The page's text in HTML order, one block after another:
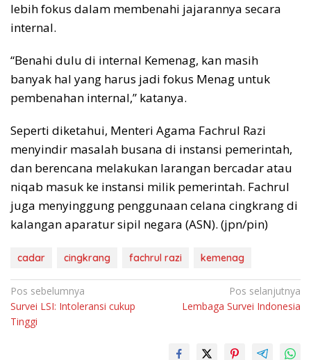
lebih fokus dalam membenahi jajarannya secara
internal.
“Benahi dulu di internal Kemenag, kan masih
banyak hal yang harus jadi fokus Menag untuk
pembenahan internal,” katanya.
Seperti diketahui, Menteri Agama Fachrul Razi
menyindir masalah busana di instansi pemerintah,
dan berencana melakukan larangan bercadar atau
niqab masuk ke instansi milik pemerintah. Fachrul
juga menyinggung penggunaan celana cingkrang di
kalangan aparatur sipil negara (ASN). (jpn/pin)
cadar cingkrang fachrul razi kemenag
Navigasi
pos
Pos sebelumnya
Survei LSI: Intoleransi cukup
Tinggi
Pos selanjutnya
Lembaga Survei Indonesia